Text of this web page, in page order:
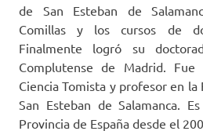
de San Esteban de
Comillas y los cursos de
Finalmente logró su
Complutense de Madrid.
Ciencia Tomista y profesor en la
San Esteban de Salamanca.
Provincia de España desde el